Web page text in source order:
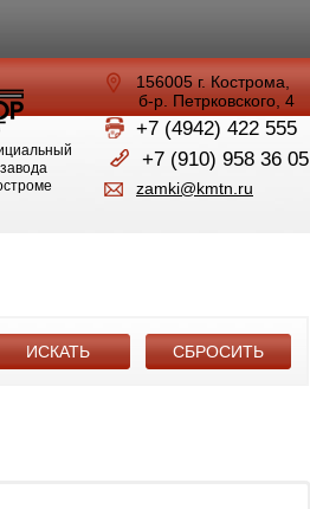
156005 г. Кострома,
б-р. Петрковского, 4
+7 (4942) 422 555
+7 (910) 958 36 05
zamki@kmtn.ru